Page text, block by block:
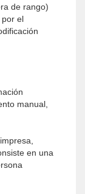
de rango)
por el
manual,
en una